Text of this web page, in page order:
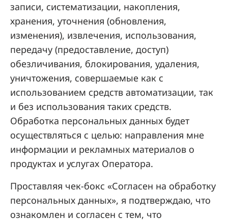
записи, систематизации, накопления,
хранения, уточнения (обновления,
изменения), извлечения, использования,
передачу (предоставление, доступ)
обезличивания, блокирования, удаления,
уничтожения, совершаемые как с
использованием средств автоматизации, так
и без использования таких средств.
Обработка персональных данных будет
осуществляться с целью: направления мне
информации и рекламных материалов о
продуктах и услугах Оператора.
Проставляя чек-бокс «Согласен на обработку
персональных данных», я подтверждаю, что
ознакомлен и согласен с тем, что